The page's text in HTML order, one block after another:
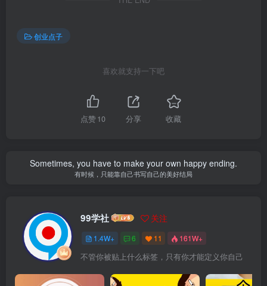
创业点子
喜欢就支持一下吧
点赞10 分享 收藏
Sometimes, you have to make your own happy ending.
有时候，只能靠自己书写自己的美好结局
99学社 关注
1.4W+ 6 11 161W+
不管你被贴上什么标签，只有你才能定义你自己